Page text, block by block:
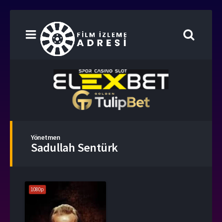
Yönetmen
Sadullah Sentürk
1080p